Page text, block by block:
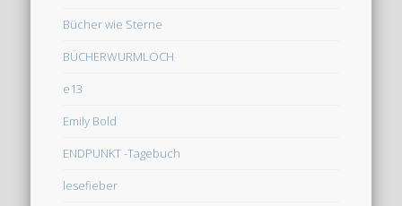
Bücher wie Sterne
BÜCHERWURMLOCH
e13
Emily Bold
ENDPUNKT -Tagebuch
lesefieber